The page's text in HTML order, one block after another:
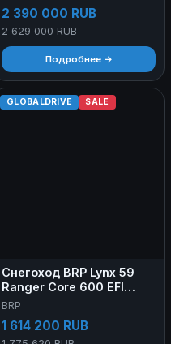
2 390 000 RUB
2 629 000 RUB
Подробнее →
GLOBALDRIVE SALE
Снегоход BRP Lynx 59
Ranger Core 600 EFI
2026
BRP
1 614 200 RUB